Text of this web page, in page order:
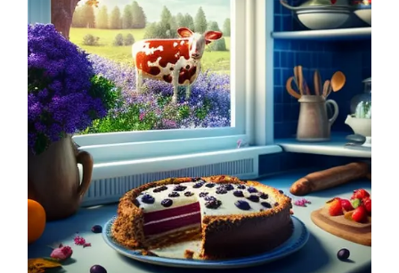
Amore e amare
Cucinare in modo sano
Verde e Sostenibilità
Articoli
Ciao sono Virginia
Contattami